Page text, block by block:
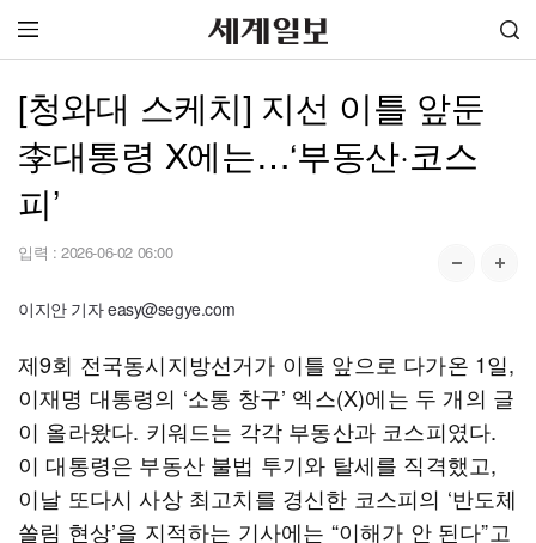
[청와대 스케치] 지선 이틀 앞둔
李대통령 X에는…‘부동산·코스
피’
입력 : 2026-06-02 06:00
이지안 기자 easy@segye.com
제9회 전국동시지방선거가 이틀 앞으로 다가온 1일,
이재명 대통령의 ‘소통 창구’ 엑스(X)에는 두 개의 글
이 올라왔다. 키워드는 각각 부동산과 코스피였다.
이 대통령은 부동산 불법 투기와 탈세를 직격했고,
이날 또다시 사상 최고치를 경신한 코스피의 ‘반도체
쏠림 현상’을 지적하는 기사에는 “이해가 안 된다”고